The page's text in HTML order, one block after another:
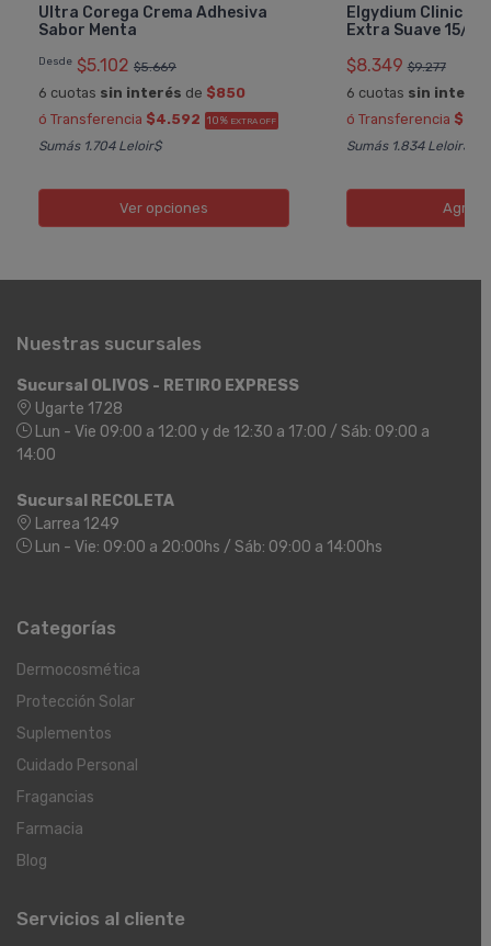
Ultra Corega Crema Adhesiva
Sabor Menta
Desde $5.102 $5.669
6 cuotas sin interés de $850
ó Transferencia $4.592 10% EXTRA OFF
Sumás 1.704 Leloir$
Ver opciones
Elgydium Clinic
Extra Suave 15/
$8.349 $9.277
6 cuotas sin interés
ó Transferencia
Sumás 1.834 Leloir$
Nuestras sucursales
Sucursal OLIVOS - RETIRO EXPRESS
Ugarte 1728
Lun - Vie 09:00 a 12:00 y de 12:30 a 17:00 / Sáb: 09:00 a
14:00
Sucursal RECOLETA
Larrea 1249
Lun - Vie: 09:00 a 20:00hs / Sáb: 09:00 a 14:00hs
Categorías
Dermocosmética
Protección Solar
Suplementos
Cuidado Personal
Fragancias
Farmacia
Blog
Servicios al cliente